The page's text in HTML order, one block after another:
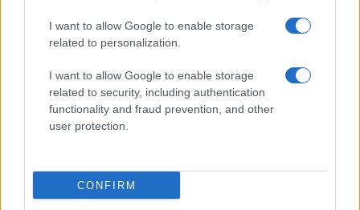
I want to allow Google to enable storage
related to personalization.
I want to allow Google to enable storage
related to security, including authentication
functionality and fraud prevention, and other
user protection.
CONFIRM